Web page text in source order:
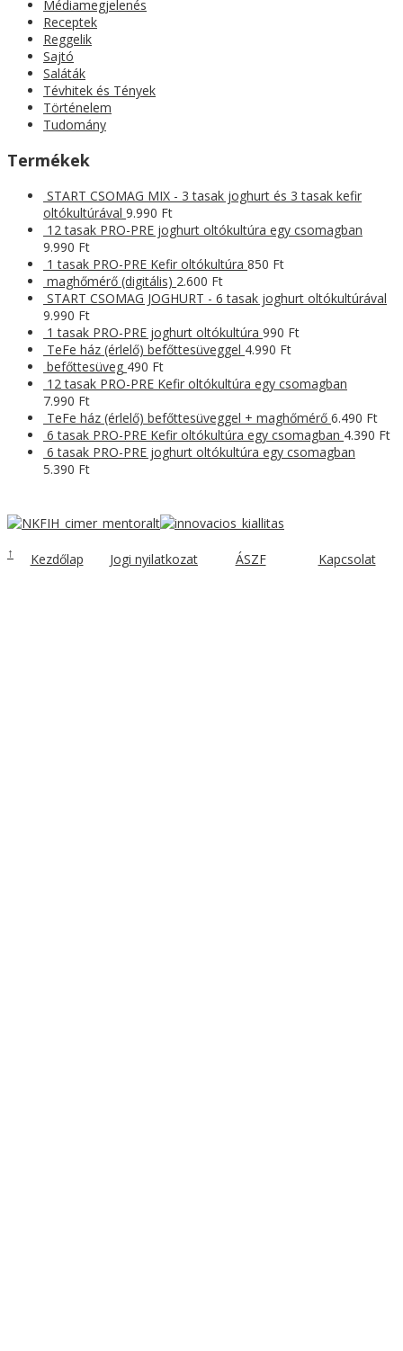
Médiamegjelenés
Receptek
Reggelik
Sajtó
Saláták
Tévhitek és Tények
Történelem
Tudomány
Termékek
START CSOMAG MIX - 3 tasak joghurt és 3 tasak kefir
oltókultúrával 9.990 Ft
12 tasak PRO-PRE joghurt oltókultúra egy csomagban
9.990 Ft
1 tasak PRO-PRE Kefir oltókultúra 850 Ft
maghőmérő (digitális) 2.600 Ft
START CSOMAG JOGHURT - 6 tasak joghurt oltókultúrával
9.990 Ft
1 tasak PRO-PRE joghurt oltókultúra 990 Ft
TeFe ház (érlelő) befőttesüveggel 4.990 Ft
befőttesüveg 490 Ft
12 tasak PRO-PRE Kefir oltókultúra egy csomagban
7.990 Ft
TeFe ház (érlelő) befőttesüveggel + maghőmérő 6.490 Ft
6 tasak PRO-PRE Kefir oltókultúra egy csomagban 4.390 Ft
6 tasak PRO-PRE joghurt oltókultúra egy csomagban
5.390 Ft
↑ Kezdőlap Jogi nyilatkozat ÁSZF Kapcsolat